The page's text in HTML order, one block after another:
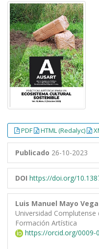
PDF HTML (Redalyc)
Publicado 26-10-2023
DOI https://doi.org/
Luis Manuel Mayo Vega
Universidad
Formación Artística
https://orcid.org/0009-